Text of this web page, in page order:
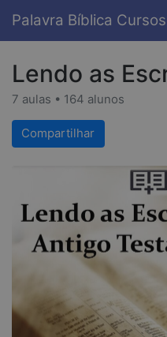
Palavra Bíblica Cursos
Lendo as
7 aulas • 164 alunos
Compartilhar